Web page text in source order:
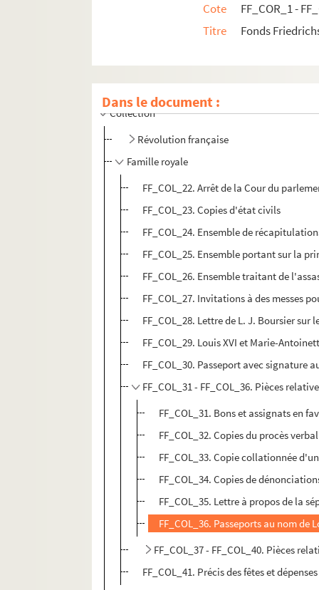
Cote
FF_COR_1 -
Titre
Fonds
Dans le document :
Correspondance
Collection
Révolution française
Famille royale
FF_COL_22. Arrêt de la Cour du
FF_COL_23. Copies d'état civils
FF_COL_24. Ensemble de
FF_COL_25. Ensemble portant sur la
FF_COL_26. Ensemble traitant de
FF_COL_27. Invitations à des messes
FF_COL_28. Lettre de L. J. Boursier sur
FF_COL_29. Louis XVI et Marie-
FF_COL_30. Passeport avec signature
FF_COL_31 - FF_COL_36. Pièces
FF_COL_31. Bons et assignats en
FF_COL_32. Copies du procès
FF_COL_33. Copie collationnée
FF_COL_34. Copies de
FF_COL_35. Lettre à propos de la
FF_COL_36. Passeports au nom de
FF_COL_37 - FF_COL_40. Pièces
FF_COL_41. Précis des fêtes et